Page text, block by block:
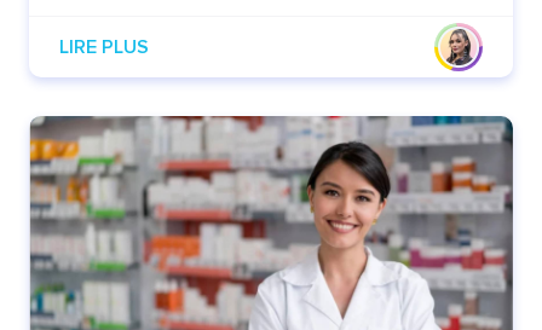
LIRE PLUS